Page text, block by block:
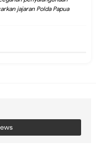
jajaran Polda Papua